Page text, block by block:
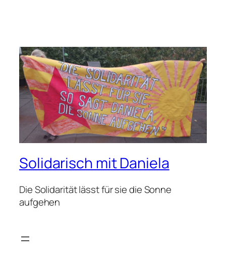
Solidarisch mit Daniela
Die Solidarität lässt für sie die Sonne
aufgehen